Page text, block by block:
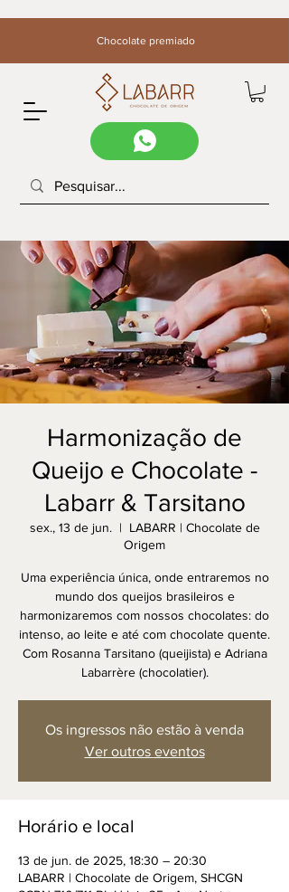
Chocolate premiado
Harmonização de
Queijo e Chocolate -
Labarr & Tarsitano
sex., 13 de jun.
  |
LABARR | Chocolate de
Origem
Uma experiência única, onde entraremos no
mundo dos queijos brasileiros e
harmonizaremos com nossos chocolates: do
intenso, ao leite e até com chocolate quente.
Com Rosanna Tarsitano (queijista) e Adriana
Labarrère (chocolatier).
Os ingressos não estão à venda
Ver outros eventos
Horário e local
13 de jun. de 2025, 18:30 – 20:30
LABARR | Chocolate de Origem, SHCGN